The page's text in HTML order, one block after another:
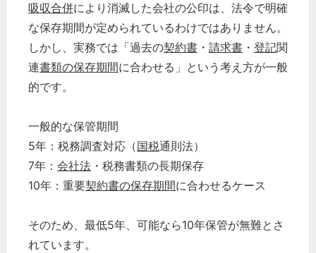
吸収合併により消滅した会社の公印は、法令で明確
な保存期間が定められているわけではありません。
しかし、実務では「過去の契約書 ・ 請求書 ・ 登記関
連書類の保存期間に合わせる」という考え方が一般
的です。
一般的な保管期間
5年：税務調査対応（国税通則法）
7年： 会社法 ・税務書類の長期保存
10年：重要契約書の保存期間に合わせるケース
そのため、最低5年、可能なら10年保管が無難とさ
れています。